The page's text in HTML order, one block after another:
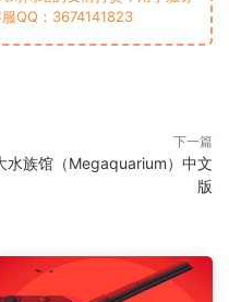
QQ：3674141823
下一篇
水族馆（Megaquarium）中文
版